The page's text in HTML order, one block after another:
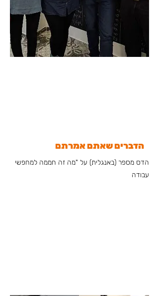
הדברים שאתם אמרתם
הדס מספר (באנגלית) על "מה זה חממה למחפשי
עבודה